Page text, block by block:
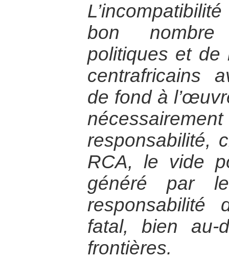
bon nombre
politiques et de
centrafricains
de fond à
responsabilité,
RCA, le vide
généré par
fatal, bien au-
frontières.